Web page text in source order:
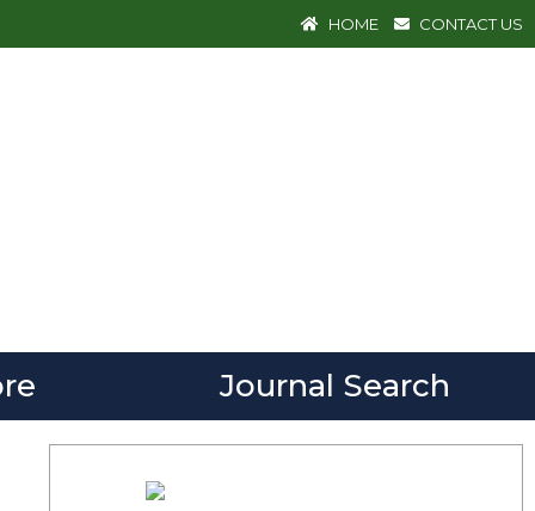
HOME CONTACT US
Journal Search